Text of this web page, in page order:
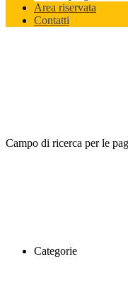
Area riservata
Contatti
Campo di ricerca per le
Categorie